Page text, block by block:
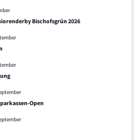
Bischofsgrün 2026
Open